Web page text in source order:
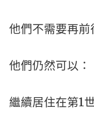
他們不需要再前
他們仍然可以：
繼續居住在第1